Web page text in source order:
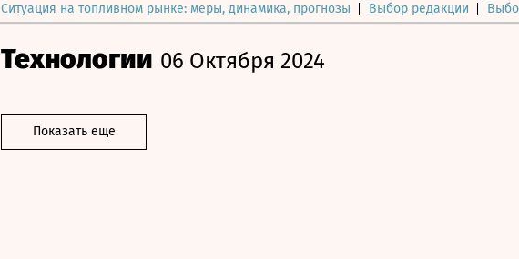
Ситуация на топливном рынке: меры, динамика, прогнозы Выбор редакции
Технологии 06 Октября 2024
Показать еще